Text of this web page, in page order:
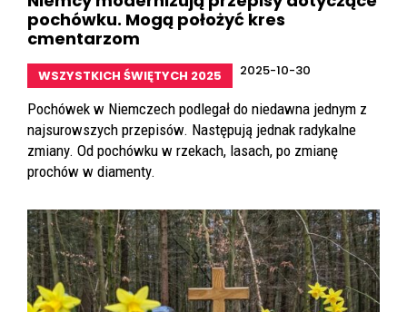
pochówku. Mogą położyć kres
cmentarzom
WSZYSTKICH ŚWIĘTYCH 2025 2025-10-30
Pochówek w Niemczech podlegał do niedawna jednym z
najsurowszych przepisów. Następują jednak radykalne
zmiany. Od pochówku w rzekach, lasach, po zmianę
prochów w diamenty.